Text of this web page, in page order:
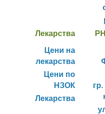
Лекарства
Цени на
лекарства
Цени по
НЗОК
Лекарства